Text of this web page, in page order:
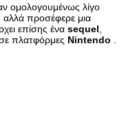
ομολογουμένως λίγο
, αλλά προσέφερε μια
επίσης ένα sequel
πλατφόρμες Nintendo